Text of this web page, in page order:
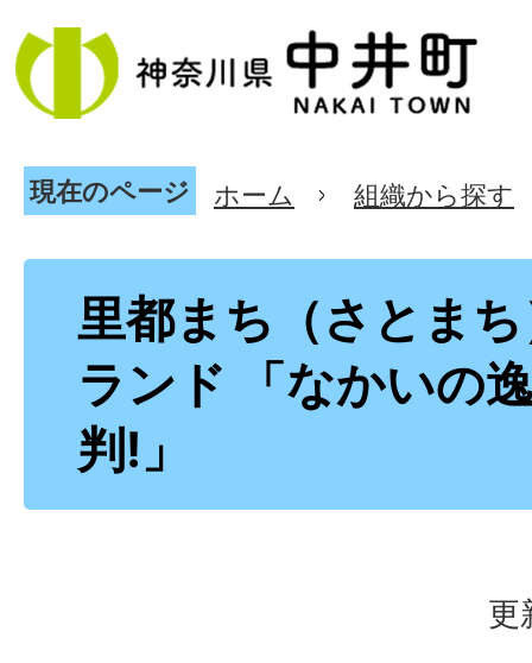
現在のページ ホーム 組織から探す
里都まち（さとま
ランド 「なかいの
判!」
更